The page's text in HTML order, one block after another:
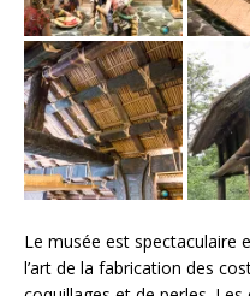
Le musée est spectaculaire
l’art de la fabrication des